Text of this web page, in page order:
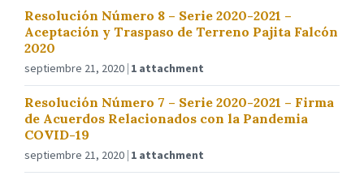
Resolución Número 8 – Serie 2020-2021 –
Aceptación y Traspaso de Terreno Pajita Falcón
2020
septiembre 21, 2020 1 attachment
Resolución Número 7 – Serie 2020-2021 – Firma
de Acuerdos Relacionados con la Pandemia
COVID-19
septiembre 21, 2020 1 attachment